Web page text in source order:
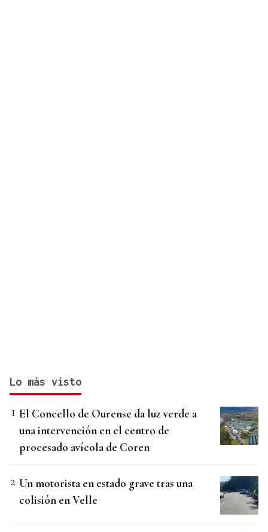
Lo más visto
El Concello de Ourense da luz verde a
una intervención en el centro de
procesado avícola de Coren
Un motorista en estado grave tras una
colisión en Velle